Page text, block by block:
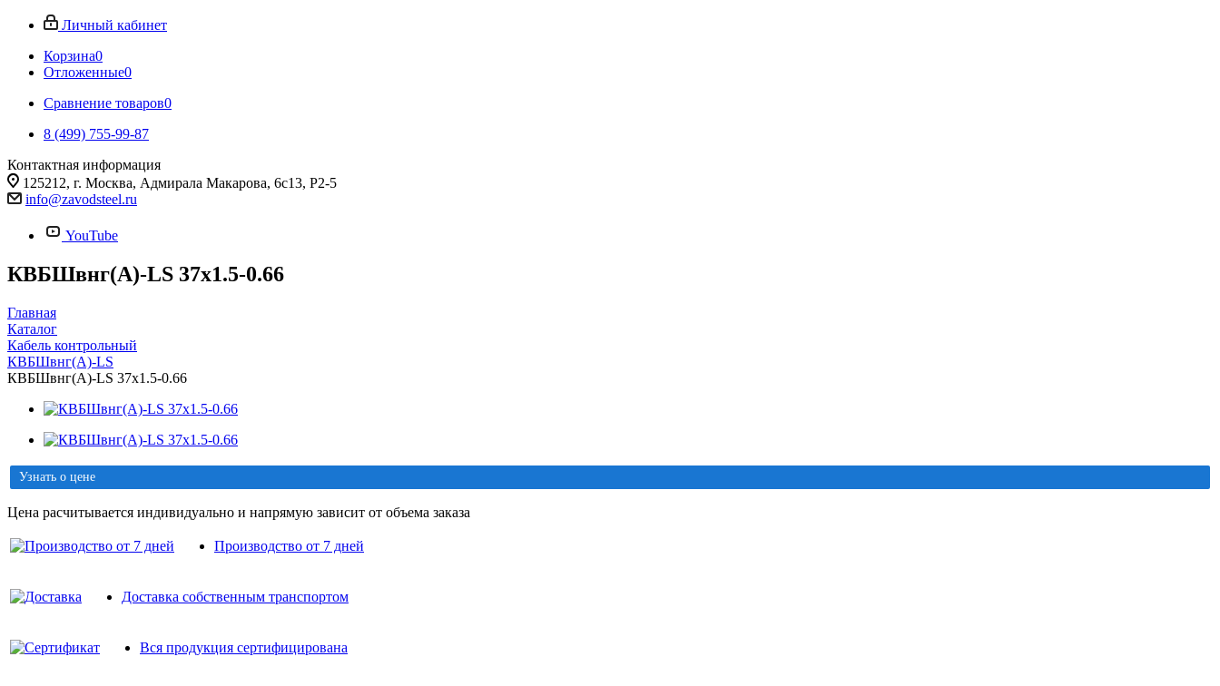
Личный кабинет
Корзина0
Отложенные0
Сравнение товаров0
8 (499) 755-99-87
Контактная информация
125212, г. Москва, Адмирала Макарова, 6с13, Р2-5
info@zavodsteel.ru
YouTube
КВБШвнг(A)-LS 37х1.5-0.66
Главная
Каталог
Кабель контрольный
КВБШвнг(A)-LS
КВБШвнг(A)-LS 37х1.5-0.66
Узнать о цене
Цена расчитывается индивидуально и напрямую зависит от объема заказа
Производство от 7 дней
Доставка собственным транспортом
Вся продукция сертифицирована